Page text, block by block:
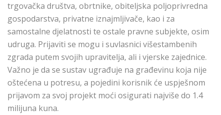
trgovačka društva, obrtnike, obiteljska poljoprivredna
gospodarstva, privatne iznajmljivače, kao i za
samostalne djelatnosti te ostale pravne subjekte, osim
udruga. Prijaviti se mogu i suvlasnici višestambenih
zgrada putem svojih upravitelja, ali i vjerske zajednice.
Važno je da se sustav ugrađuje na građevinu koja nije
oštećena u potresu, a pojedini korisnik će uspješnom
prijavom za svoj projekt moći osigurati najviše do 1.4
milijuna kuna.